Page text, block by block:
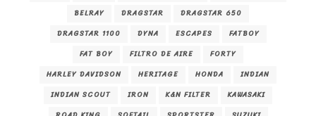
BELRAY
DRAGSTAR
DRAGSTAR 650
DRAGSTAR 1100
DYNA ESCAPES
FATBOY
FAT BOY
FILTRO DE AIRE
FORTY
HARLEY DAVIDSON
HERITAGE HONDA
INDIAN
INDIAN SCOUT
IRON K&N FILTER
KAWASAKI